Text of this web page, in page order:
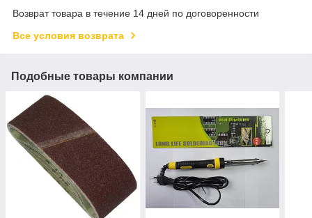
Возврат товара в течение 14 дней по договоренности
Все условия возврата
Подобные товары компании